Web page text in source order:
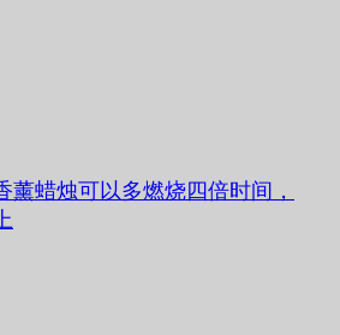
薰蜡烛可以多燃烧四倍时间，